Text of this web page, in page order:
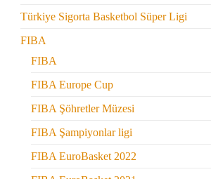
Türkiye Sigorta Basketbol Süper Ligi
FIBA
FIBA
FIBA Europe Cup
FIBA Şöhretler Müzesi
FIBA Şampiyonlar ligi
FIBA EuroBasket 2022